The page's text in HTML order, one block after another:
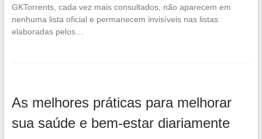
GKTorrents, cada vez mais consultados, não aparecem em
nenhuma lista oficial e permanecem invisíveis nas listas
elaboradas pelos…
As melhores práticas para melhorar
sua saúde e bem-estar diariamente